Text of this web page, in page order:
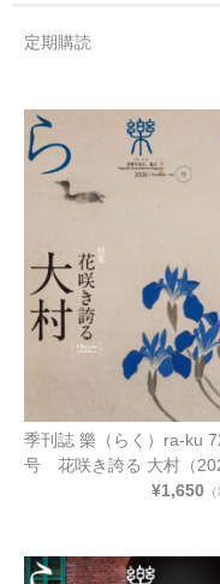
定期購読
季刊誌 樂（らく）ra-ku
号 花咲き誇る 大村（
¥1,650